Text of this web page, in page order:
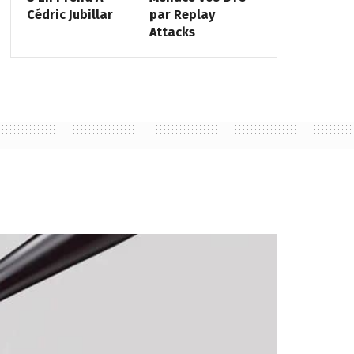
Cédric Jubillar
par Replay
Attacks